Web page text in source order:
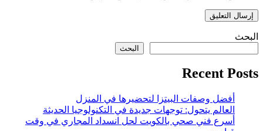
البحث
البحث
Recent Posts
أفضل وصفات البيتزا لتحضيرها في المنزل
العالم يتحول: توجهات جديدة في التكنولوجيا الحديثة
أسرع فني صحي بالكويت لحل انسداد المجاري في وقت